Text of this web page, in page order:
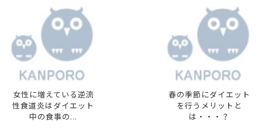
女性に増えている逆流
性食道炎はダイエット
中の食事の...
春の季節にダイエット
を行うメリットと
は・・・？